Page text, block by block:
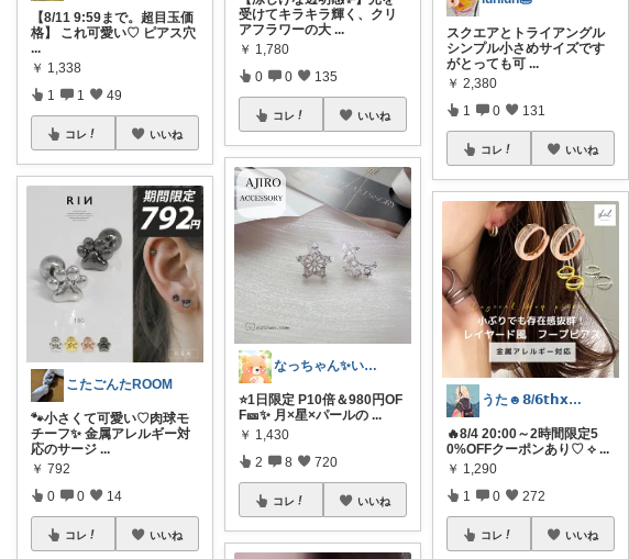
【8/11 9:59まで。超目玉価
格】 これ可愛い♡ ピアス穴
...
￥ 1,338
1 1 49
コレ いいね
こたごんたROOM
🐾小さくて可愛い♡肉球モ
チーフ✨ 金属アレルギー対
応のサージ ...
￥ 792
0 0 14
コレ いいね
受けてキラキラ輝く、クリ
アフラワーの大 ...
￥ 1,780
0 0 135
コレ いいね
なっちゃん✨いつもありがとう😊✨
⭐️1日限定 P10倍＆980円OF
F🎫✨ 月×星×パールの ...
￥ 1,430
2 8 720
コレ いいね
スクエアとトライアングル
シンプル小さめサイズです
がとっても可 ...
￥ 2,380
1 0 131
コレ いいね
うた☻𝟴/𝟲𝘁𝗵𝘅ᜊ⍤⃝ᜊ
🔥8/4 20:00～2時間限定5
0%OFFクーポンあり♡ ⟡ ...
￥ 1,290
1 0 272
コレ いいね